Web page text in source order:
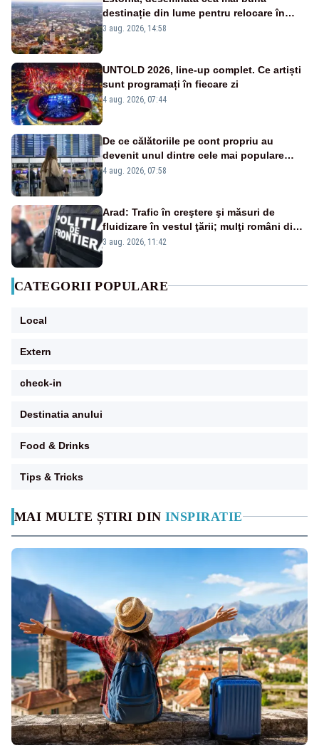
MAI MULTE ȘTIRI DIN INSPIRATIE
destinație din lume pentru relocare în
2026
3 aug. 2026, 14:58
UNTOLD 2026, line-up complet. Ce artiști
sunt programați în fiecare zi
4 aug. 2026, 07:44
De ce călătoriile pe cont propriu au
devenit unul dintre cele mai populare
trenduri în 2026
4 aug. 2026, 07:58
Arad: Trafic în creştere şi măsuri de
fluidizare în vestul ţării; mulţi români din
Europa vin în concedii
3 aug. 2026, 11:42
CATEGORII POPULARE
Local
Extern
check-in
Destinatia anului
Food & Drinks
Tips & Tricks